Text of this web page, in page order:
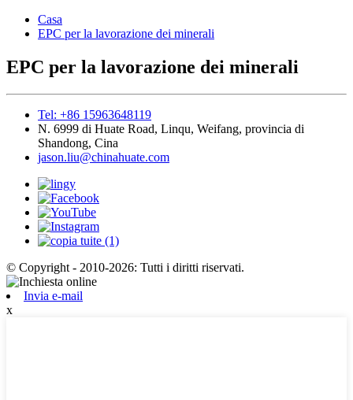
Casa
EPC per la lavorazione dei minerali
EPC per la lavorazione dei minerali
Tel: +86 15963648119
N. 6999 di Huate Road, Linqu, Weifang, provincia di
Shandong, Cina
jason.liu@chinahuate.com
© Copyright - 2010-2026: Tutti i diritti riservati.
Invia e-mail
x